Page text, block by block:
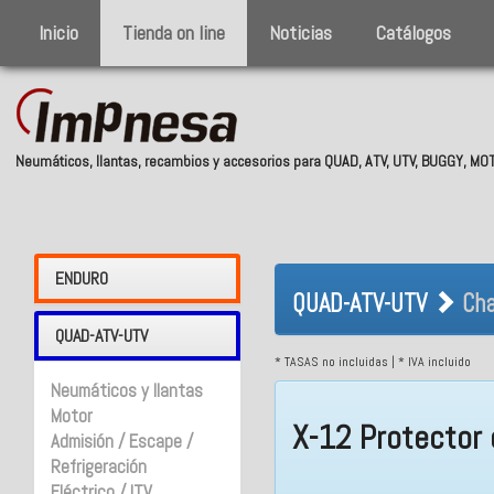
Inicio Tienda on line Noticias Catálogos
Neumáticos, llantas, recambios y accesorios para QUAD, ATV, UTV, BUGGY,
ENDURO
QUAD-ATV-UTV
Neumáticos y llantas
Motor
Admisión / Escape /
Refrigeración
QUAD-ATV-
QUAD-ATV-UTV
* TASAS no incluidas | * IVA incluido
X-12 Protector